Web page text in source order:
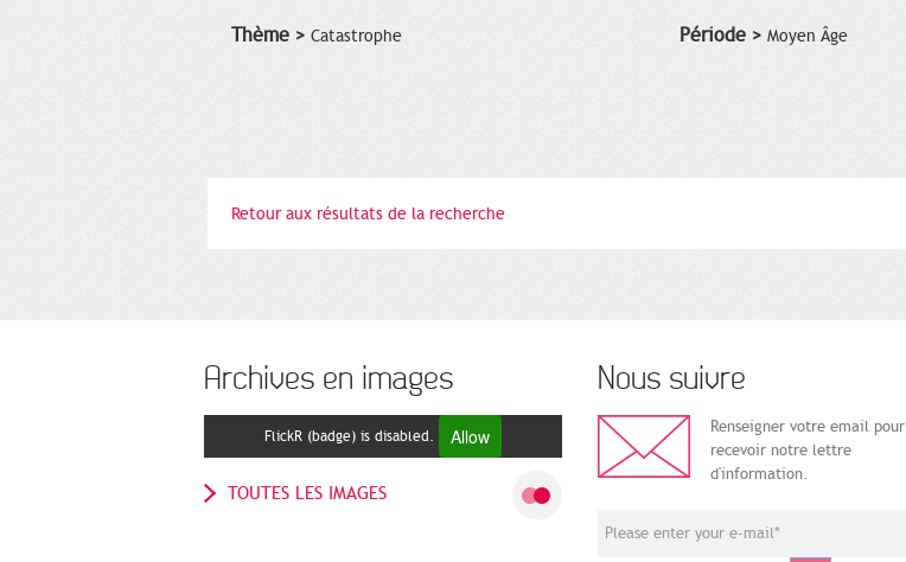
Thème > Catastrophe Période > Moyen Âge
Retour aux résultats de la recherche
Archives en images
FlickR (badge) is disabled. Allow
TOUTES LES IMAGES
Nous suivre
Renseigner votre email pour
recevoir notre lettre
d'information.